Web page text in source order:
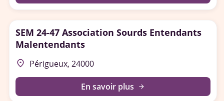
SEM 24-47 Association Sourds Entendants
Malentendants
place Périgueux, 24000
En savoir plus arrow_forward